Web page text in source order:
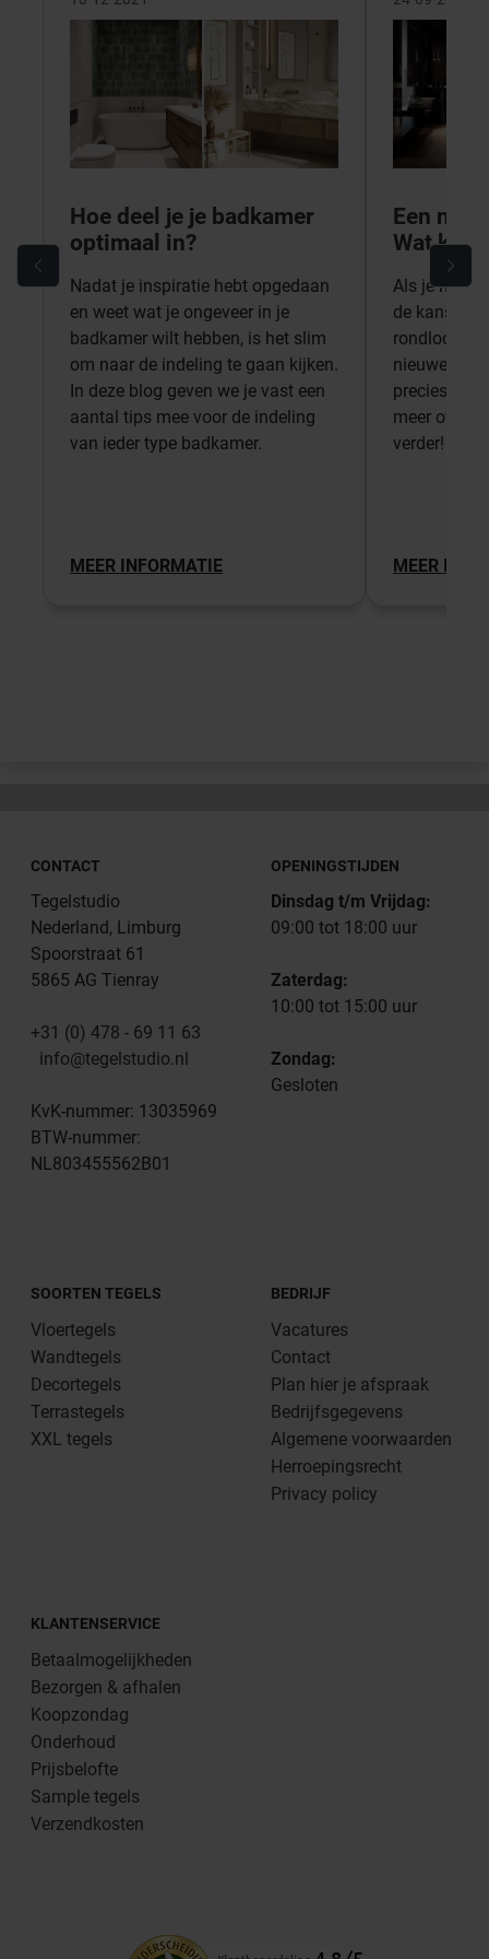
Hoe deel je je badkamer
optimaal in?
Nadat je inspiratie hebt opgedaan
en weet wat je ongeveer in je
badkamer wilt hebben, is het slim
om naar de indeling te gaan kijken.
In deze blog geven we je vast een
aantal tips mee voor de indeling
van ieder type badkamer.
MEER INFORMATIE
Een
Wat
Als je hier
de kans
rondloopt
nieuwe
precies zal
meer over
verder!
MEER
CONTACT
Tegelstudio
Nederland, Limburg
Spoorstraat 61
5865 AG Tienray
+31 (0) 478 - 69 11 63
info@tegelstudio.nl
KvK-nummer: 13035969
BTW-nummer:
NL803455562B01
OPENINGSTIJDEN
Dinsdag t/m Vrijdag:
09:00 tot 18:00 uur
Zaterdag:
10:00 tot 15:00 uur
Zondag:
Gesloten
SOORTEN TEGELS
Vloertegels
Wandtegels
Decortegels
Terrastegels
XXL tegels
BEDRIJF
Vacatures
Contact
Plan hier je afspraak
Bedrijfsgegevens
Algemene voorwaarden
Herroepingsrecht
Privacy policy
KLANTENSERVICE
Betaalmogelijkheden
Bezorgen & afhalen
Koopzondag
Onderhoud
Prijsbelofte
Sample tegels
Verzendkosten